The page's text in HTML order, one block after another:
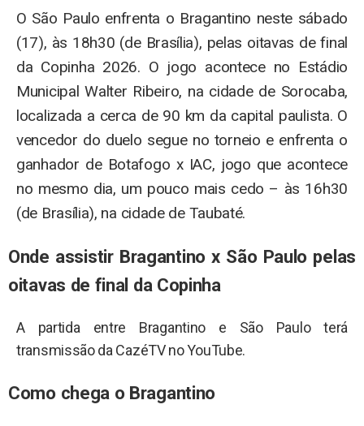
O São Paulo enfrenta o Bragantino neste sábado
(17), às 18h30 (de Brasília), pelas oitavas de final
da Copinha 2026. O jogo acontece no Estádio
Municipal Walter Ribeiro, na cidade de Sorocaba,
localizada a cerca de 90 km da capital paulista. O
vencedor do duelo segue no torneio e enfrenta o
ganhador de Botafogo x IAC, jogo que acontece
no mesmo dia, um pouco mais cedo – às 16h30
(de Brasília), na cidade de Taubaté.
Onde assistir Bragantino x São Paulo pelas
oitavas de final da Copinha
A partida entre Bragantino e São Paulo terá
transmissão da CazéTV no YouTube.
Como chega o Bragantino